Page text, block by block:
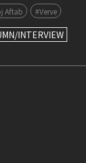
た材料から、彼女
Aftab #Verve
INTERVIEW